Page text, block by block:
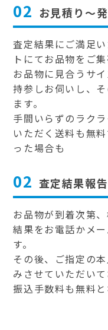
02 お見積り～
査定結果にご満足
トにてお品物をご
お品物に見合うサ
持参しお伺いし、
ます。
手間いらずのラク
いただく送料も無
った場合も
02 査定結果報
お品物が到着次第
結果をお電話かメ
す。
その後、ご指定の
みさせていただいて
振込手数料も無料と